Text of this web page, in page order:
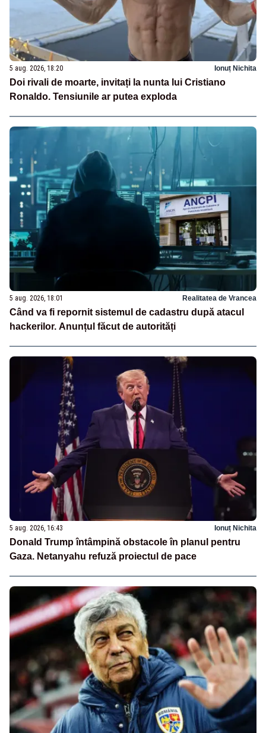
5 aug. 2026, 18:20 Ionuț Nichita
Doi rivali de moarte, invitați la nunta lui Cristiano
Ronaldo. Tensiunile ar putea exploda
5 aug. 2026, 18:01 Realitatea de Vrancea
Când va fi repornit sistemul de cadastru după atacul
hackerilor. Anunțul făcut de autorități
5 aug. 2026, 16:43 Ionuț Nichita
Donald Trump întâmpină obstacole în planul pentru
Gaza. Netanyahu refuză proiectul de pace